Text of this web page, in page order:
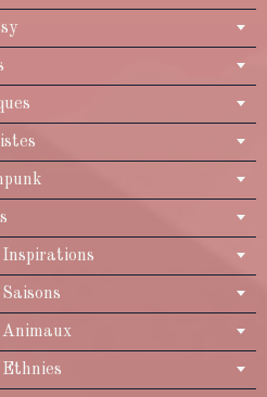
Inspirations
Animaux